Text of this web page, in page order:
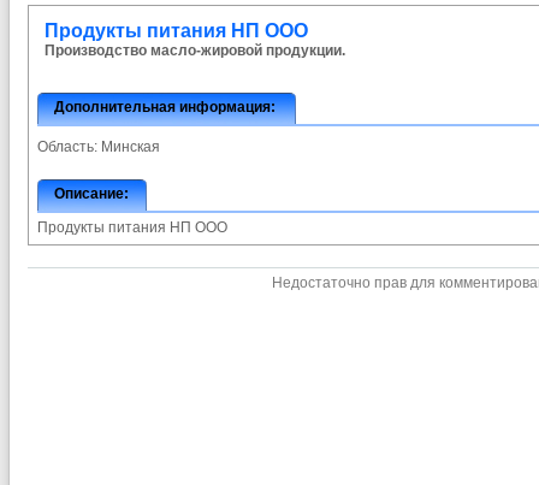
Продукты питания НП ООО
Производство масло-жировой продукции.
Дополнительная информация:
Область: Минская
Описание:
Продукты питания НП ООО
Недостаточно прав для